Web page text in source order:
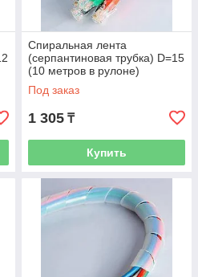
Спиральная лента
(серпантиновая трубка) D=15
(10 метров в рулоне)
Под заказ
1 305 ₸
Купить